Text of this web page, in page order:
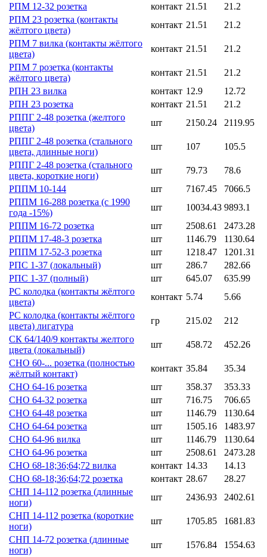
РПМ 12-32 розетка
контакт 21.51
21.2
РПМ 23 розетка (контакты
жёлтого цвета)
контакт 21.51
21.2
РПМ 7 вилка (контакты жёлтого
цвета)
контакт 21.51
21.2
РПМ 7 розетка (контакты
жёлтого цвета)
контакт 21.51
21.2
РПН 23 вилка
контакт 12.9
12.72
РПН 23 розетка
контакт 21.51
21.2
РППГ 2-48 розетка (желтого
цвета)
шт 2150.24
2119.95
РППГ 2-48 розетка (стального
цвета, длинные ноги)
шт 107
105.5
РППГ 2-48 розетка (стального
цвета, короткие ноги)
шт 79.73
78.6
РППМ 10-144
шт 7167.45
7066.5
РППМ 16-288 розетка (с 1990
года -15%)
шт 10034.43 9893.1
РППМ 16-72 розетка
шт 2508.61
2473.28
РППМ 17-48-3 розетка
шт 1146.79
1130.64
РППМ 17-52-3 розетка
шт 1218.47
1201.31
РПС 1-37 (локальный)
шт 286.7
282.66
РПС 1-37 (полный)
шт 645.07
635.99
РС колодка (контакты жёлтого
цвета)
контакт 5.74
5.66
РС колодка (контакты жёлтого
цвета) лигатура
гр 215.02
212
СК 64/140/9 контакты желтого
цвета (локальный)
шт 458.72
452.26
СНО 60-... розетка (полностью
жёлтый контакт)
контакт 35.84
35.34
СНО 64-16 розетка
шт 358.37
353.33
СНО 64-32 розетка
шт 716.75
706.65
СНО 64-48 розетка
шт 1146.79
1130.64
СНО 64-64 розетка
шт 1505.16
1483.97
СНО 64-96 вилка
шт 1146.79
1130.64
СНО 64-96 розетка
шт 2508.61
2473.28
СНО 68-18;36;64;72 вилка
контакт 14.33
14.13
СНО 68-18;36;64;72 розетка
контакт 28.67
28.27
СНП 14-112 розетка (длинные
ноги)
шт 2436.93
2402.61
СНП 14-112 розетка (короткие
ноги)
шт 1705.85
1681.83
СНП 14-72 розетка (длинные
ноги)
шт 1576.84
1554.63